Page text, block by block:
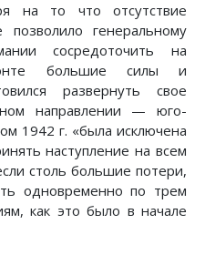
на то что отсутствие
генеральному
сосредоточить на
большие силы и
развернуть свое
направлении — юго-
1942 г. «была исключена
наступление на всем
столь большие потери,
одновременно по трем
как это было в начале